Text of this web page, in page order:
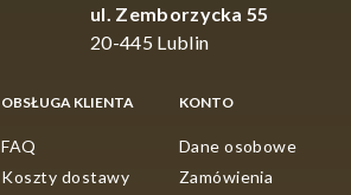
ul. Zemborzycka 55
20-445 Lublin
OBSŁUGA KLIENTA
FAQ
Koszty dostawy
KONTO
Dane osobowe
Zamówienia